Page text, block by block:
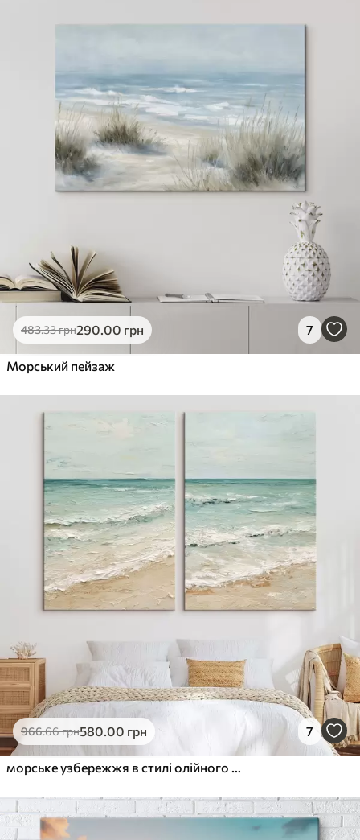
Яскраві, насичені кольори
Поверхня з текстурою полотна
Екологічний матеріал
Преміум
363.00 грн
Яскраві, насичені кольори
Поверхня з текстурою полотна
✗Екологічний матеріал
Еко-Преміум
.00грн
✓Яскраві, насичені кольори
Поверхня з текстурою полотна
483.33грн290.00 грн 7
Морський пейзаж
966.66грн580.00 грн 7
морське узбережжя в стилі олійного живопису